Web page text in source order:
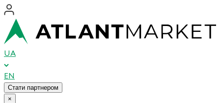
UA
EN
Стати партнером
×